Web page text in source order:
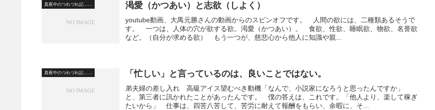
真夜中のつれづれ記…… 渇愛（かつあい）と志欲（しよく）
youtube動画、大禺元勝さんの動画からのスピンオフです。 人間の欲には、二種類あるそうで
す。 一つは、人体の穴が欲する欲。渇愛（かつあい）。 食欲、性欲、睡眠欲、物欲、名誉欲
など。（自分が求める欲） もう一つが、慈悲心から他人に知識や親...
真夜中のつれづれ記…… 「忙しい」と言っているのは、良いことではない。
弟夫婦の差し入れ 高級アイス望むべき動機「なんで、小説家になろうと思ったんですか」
と、第三者に訊かれたことがあったんです。 僕の答えは、これです。「他人より、楽して稼ぎ
たいから」 仕事は、四苦八苦して、苦労に耐えて報酬をもらい、余暇に、そ...